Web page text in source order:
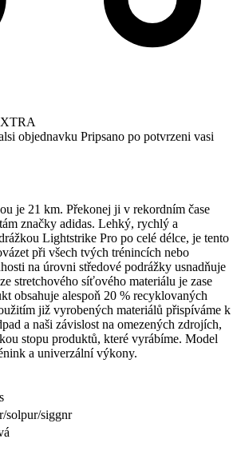
objednavku Pripsano po potvrzeni vasi
je 21 km. Překonej ji v rekordním čase
značky adidas. Lehký, rychlý a
Lightstrike Pro po celé délce, je tento
při všech tvých trénincích nebo
na úrovni středové podrážky usnadňuje
stretchového síťového materiálu je zase
obsahuje alespoň 20 % recyklovaných
již vyrobených materiálů přispíváme k
a naši závislost na omezených zdrojích,
stopu produktů, které vyrábíme. Model
a univerzální výkony.
solpur/siggnr